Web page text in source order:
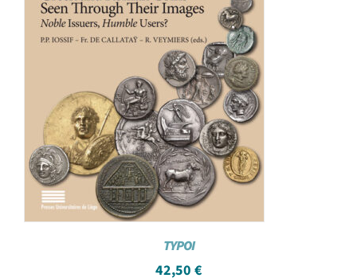
TYPOI
42,50 €